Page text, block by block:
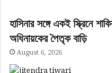
হাসিনার সঙ্গে একই স্ক্রিনে
অধিনায়কের পৈতৃক বাড়ি
August 6, 2026